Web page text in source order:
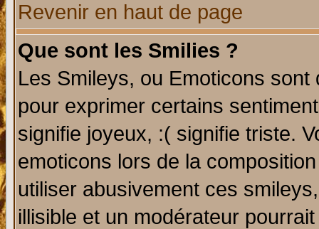
Revenir en haut de page
Que sont les Smilies ?
Les Smileys, ou Emoticons
pour exprimer certains
signifie joyeux, :( signifie triste.
emoticons lors de la
utiliser abusivement ces
illisible et un modérateur